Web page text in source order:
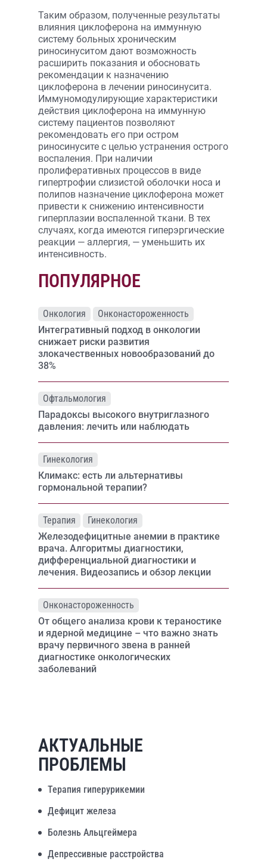
Таким образом, полученные результаты
влияния циклоферона на иммунную
систему больных хроническим
риносинуситом дают возможность
расширить показания и обосновать
рекомендации к назначению
циклоферона в лечении риносинусита.
Иммуномодулирующие характеристики
действия циклоферона на иммунную
систему пациентов позволяют
рекомендовать его при остром
риносинусите с целью устранения острого
воспаления. При наличии
пролиферативных процессов в виде
гипертрофии слизистой оболочки носа и
полипов назначение циклоферона может
привести к снижению интенсивности
гиперплазии воспаленной ткани. В тех
случаях, когда имеются гиперэргические
реакции — аллергия, — уменьшить их
интенсивность.
ПОПУЛЯРНОЕ
Онкология
Онконастороженность
Интегративный подход в онкологии
снижает риски развития
злокачественных новообразований до
38%
Офтальмология
Парадоксы высокого внутриглазного
давления: лечить или наблюдать
Гинекология
Климакс: есть ли альтернативы
гормональной терапии?
Терапия
Гинекология
Железодефицитные анемии в практике
врача. Алгоритмы диагностики,
дифференциальной диагностики и
лечения. Видеозапись и обзор лекции
Онконастороженность
От общего анализа крови к тераностике
и ядерной медицине – что важно знать
врачу первичного звена в ранней
диагностике онкологических
заболеваний
АКТУАЛЬНЫЕ
ПРОБЛЕМЫ
Терапия гиперурикемии
Дефицит железа
Болезнь Альцгеймера
Депрессивные расстройства